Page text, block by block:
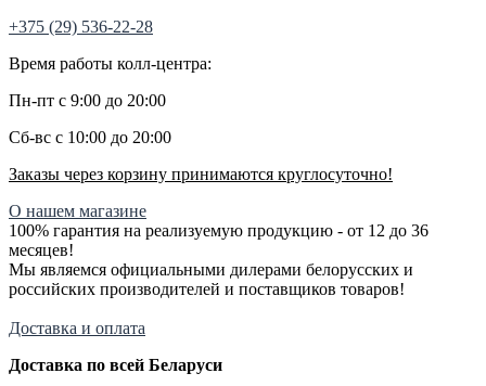
+375 (29) 536-22-28
Время работы колл-центра:
Пн-пт с 9:00 до 20:00
Сб-вс с 10:00 до 20:00
Заказы через корзину принимаются круглосуточно!
О нашем магазине
100% гарантия на реализуемую продукцию - от 12 до 36
месяцев!
Мы являемся официальными дилерами белорусских и
российских производителей и поставщиков товаров!
Доставка и оплата
Доставка по всей Беларуси